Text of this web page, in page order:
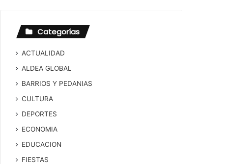
Categorías
ACTUALIDAD
ALDEA GLOBAL
BARRIOS Y PEDANIAS
CULTURA
DEPORTES
ECONOMIA
EDUCACION
FIESTAS